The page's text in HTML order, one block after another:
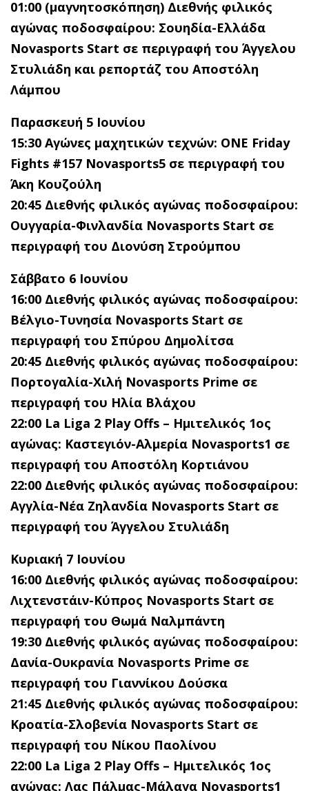
01:00 (μαγνητοσκόπηση) Διεθνής φιλικός
αγώνας ποδοσφαίρου: Σουηδία-Ελλάδα
Novasports Start σε περιγραφή του Άγγελου
Στυλιάδη και ρεπορτάζ του Αποστόλη
Λάμπου
Παρασκευή 5 Ιουνίου
15:30 Αγώνες μαχητικών τεχνών: ONE Friday
Fights #157 Novasports5 σε περιγραφή του
Άκη Κουζούλη
20:45 Διεθνής φιλικός αγώνας ποδοσφαίρου:
Ουγγαρία-Φινλανδία Novasports Start σε
περιγραφή του Διονύση Στρούμπου
Σάββατο 6 Ιουνίου
16:00 Διεθνής φιλικός αγώνας ποδοσφαίρου:
Βέλγιο-Τυνησία Novasports Start σε
περιγραφή του Σπύρου Δημολίτσα
20:45 Διεθνής φιλικός αγώνας ποδοσφαίρου:
Πορτογαλία-Χιλή Novasports Prime σε
περιγραφή του Ηλία Βλάχου
22:00 La Liga 2 Play Offs – Ημιτελικός 1ος
αγώνας: Καστεγιόν-Αλμερία Novasports1 σε
περιγραφή του Αποστόλη Κορτιάνου
22:00 Διεθνής φιλικός αγώνας ποδοσφαίρου:
Αγγλία-Νέα Ζηλανδία Novasports Start σε
περιγραφή του Άγγελου Στυλιάδη
Κυριακή 7 Ιουνίου
16:00 Διεθνής φιλικός αγώνας ποδοσφαίρου:
Λιχτενστάιν-Κύπρος Novasports Start σε
περιγραφή του Θωμά Ναλμπάντη
19:30 Διεθνής φιλικός αγώνας ποδοσφαίρου:
Δανία-Ουκρανία Novasports Prime σε
περιγραφή του Γιαννίκου Δούσκα
21:45 Διεθνής φιλικός αγώνας ποδοσφαίρου:
Κροατία-Σλοβενία Novasports Start σε
περιγραφή του Νίκου Παολίνου
22:00 La Liga 2 Play Offs – Ημιτελικός 1ος
αγώνας: Λας Πάλμας-Μάλαγα Novasports1